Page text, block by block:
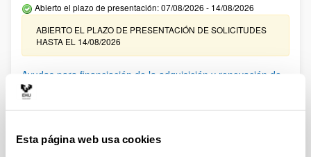
Esta página web usa cookies
Abierto el plazo de presentación: 07/08/2026 - 14/08/2026
ABIERTO EL PLAZO DE PRESENTACIÓN DE SOLICITUDES
HASTA EL 14/08/2026
Ayudas para financiación de la adquisición y renovación de
infraestructura científica y fondos bibliográficos en la
UPV/EHU 2026
25/03/2026: Corrección de errores del listado provisional de